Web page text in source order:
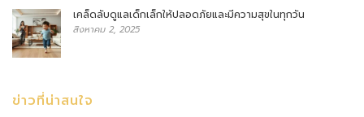
เคล็ดลับดูแลเด็กเล็กให้ปลอดภัยและมีความสุขในทุกวัน
สิงหาคม 2, 2025
ข่าวที่น่าสนใจ